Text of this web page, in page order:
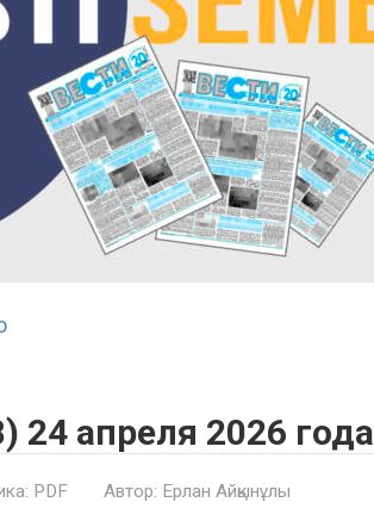
24 апреля 2026 года
PDF Автор: Ерлан Айқынұлы